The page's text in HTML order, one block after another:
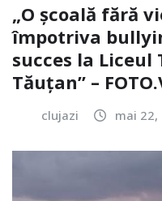
„O școală fără
împotriva
succes la
Tăuțan” –
clujazi mai 22,